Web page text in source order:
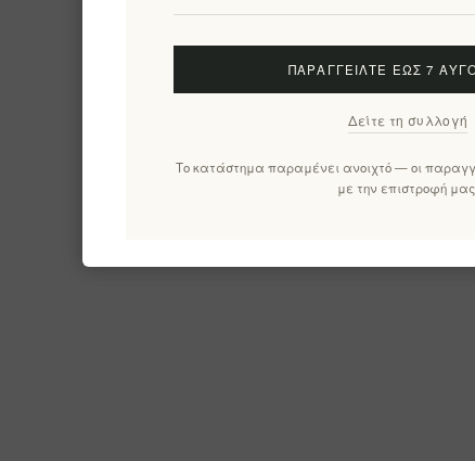
ΠΑΡΑΓΓΕΊΛΤΕ ΈΩΣ 7
Δείτε τη συλλογή
Το κατάστημα παραμένει ανοιχτό — οι
με την επιστροφή